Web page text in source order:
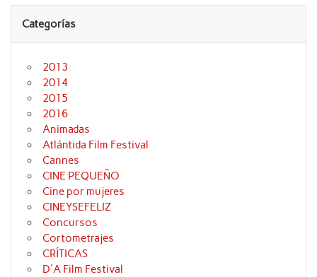
Categorías
2013
2014
2015
2016
Animadas
Atlántida Film Festival
Cannes
CINE PEQUEÑO
Cine por mujeres
CINEYSEFELIZ
Concursos
Cortometrajes
CRÍTICAS
D'A Film Festival